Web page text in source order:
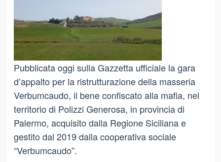
Pubblicata oggi sulla Gazzetta ufficiale la gara
d’appalto per la ristrutturazione della masseria
Verbumcaudo, il bene confiscato alla mafia, nel
territorio di Polizzi Generosa, in provincia di
Palermo, acquisito dalla Regione Siciliana e
gestito dal 2019 dalla cooperativa sociale
“Verbumcaudo”.